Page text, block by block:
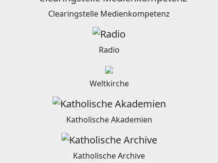
Clearingstelle Medienkompetenz
Radio
Weltkirche
Katholische Akademien
Katholische Archive